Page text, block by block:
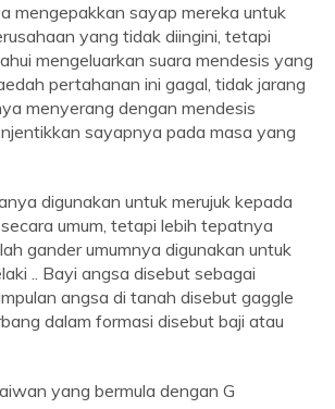
mengepakkan sayap mereka untuk
yang tidak diingini, tetapi
mengeluarkan suara mendesis yang
pertahanan ini gagal, tidak jarang
menyerang dengan mendesis
sayapnya pada masa yang
digunakan untuk merujuk kepada
umum, tetapi lebih tepatnya
gander umumnya digunakan untuk
.. Bayi angsa disebut sebagai
angsa di tanah disebut gaggle
dalam formasi disebut baji atau
yang bermula dengan G